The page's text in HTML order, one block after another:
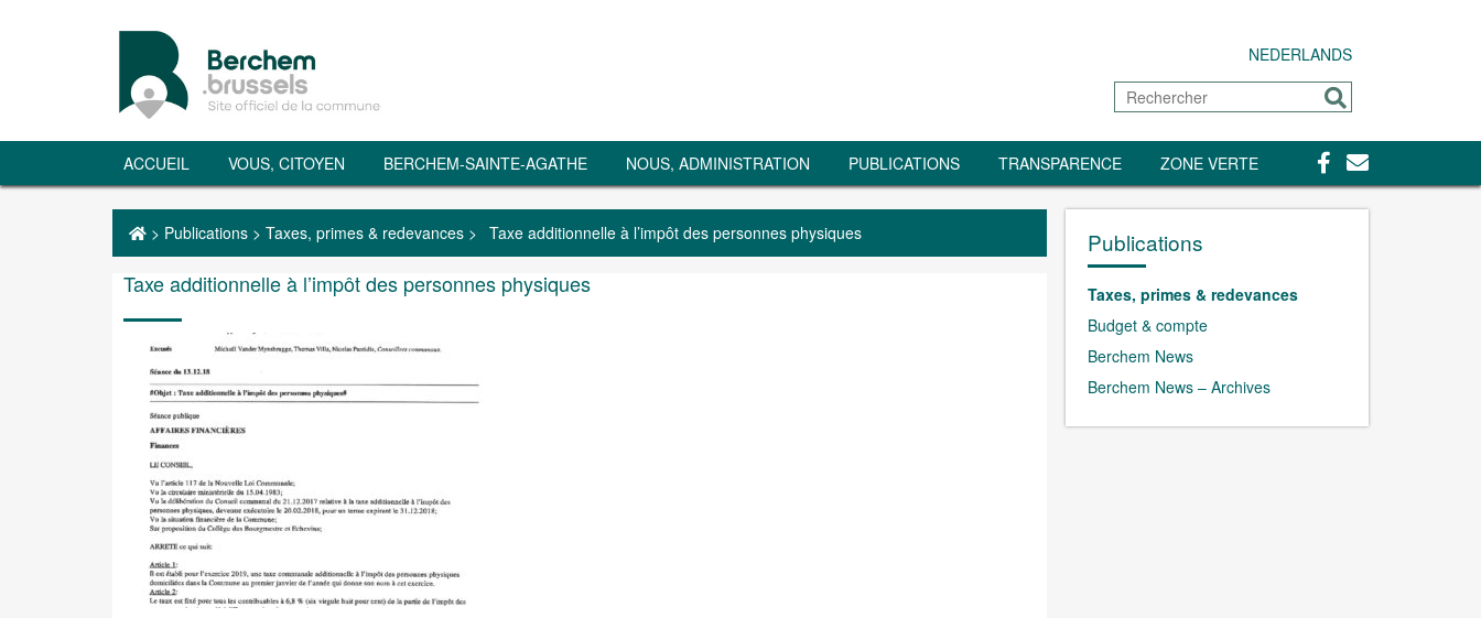
NEDERLANDS
Rechercher
Envoyer
ACCUEIL VOUS, CITOYEN BERCHEM-SAINTE-AGATHE NOUS, ADMINISTRATION PUBLICATIONS TRANSPARENCE ZONE VERTE Facebook
Contact
> Publications > Taxes, primes & redevances > Taxe additionnelle à l’impôt des personnes physiques
Taxe additionnelle à l’impôt des personnes physiques
Publications
Taxes, primes & redevances
Budget & compte
Berchem News
Berchem News – Archives